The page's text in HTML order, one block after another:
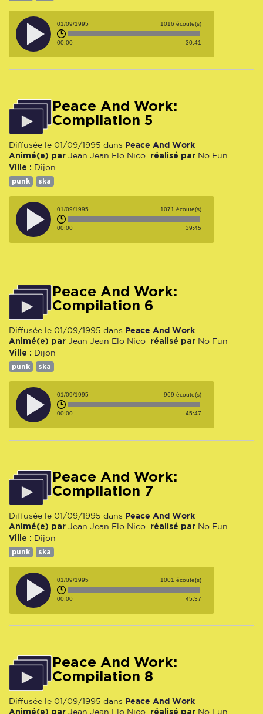
01/09/1995 1016 écoute(s)
00:00 30:41
Peace And Work:
Compilation 5
Diffusée le 01/09/1995 dans Peace And Work
Animé(e) par Jean Jean Elo Nico réalisé par No Fun
Ville : Dijon
punk ska
01/09/1995 1071 écoute(s)
00:00 39:45
Peace And Work:
Compilation 6
Diffusée le 01/09/1995 dans Peace And Work
Animé(e) par Jean Jean Elo Nico réalisé par No Fun
Ville : Dijon
punk ska
01/09/1995 969 écoute(s)
00:00 45:47
Peace And Work:
Compilation 7
Diffusée le 01/09/1995 dans Peace And Work
Animé(e) par Jean Jean Elo Nico réalisé par No Fun
Ville : Dijon
punk ska
01/09/1995 1001 écoute(s)
00:00 45:37
Peace And Work:
Compilation 8
Diffusée le 01/09/1995 dans Peace And Work
Animé(e) par Jean Jean Elo Nico réalisé par No Fun